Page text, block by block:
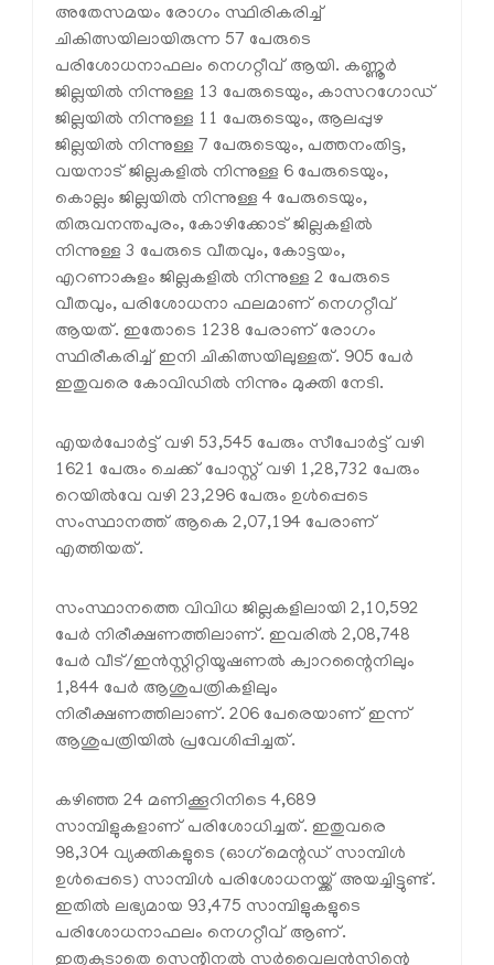
അതേസമയം രോഗം സ്ഥിരികരിച്ച്
ചികിത്സയിലായിരുന്ന 57 പേരുടെ
പരിശോധനാഫലം നെഗറ്റീവ് ആയി. കണ്ണൂര്‍
ജില്ലയില്‍ നിന്നുള്ള 13 പേരുടെയും, കാസറഗോഡ്
ജില്ലയില്‍ നിന്നുള്ള 11 പേരുടെയും, ആലപ്പുഴ
ജില്ലയില്‍ നിന്നുള്ള 7 പേരുടെയും, പത്തനംതിട്ട,
വയനാട് ജില്ലകളില്‍ നിന്നുള്ള 6 പേരുടെയും,
കൊല്ലം ജില്ലയില്‍ നിന്നുള്ള 4 പേരുടെയും,
തിരുവനന്തപുരം, കോഴിക്കോട് ജില്ലകളില്‍
നിന്നുള്ള 3 പേരുടെ വീതവും, കോട്ടയം,
എറണാകുളം ജില്ലകളില്‍ നിന്നുള്ള 2 പേരുടെ
വീതവും, പരിശോധനാ ഫലമാണ് നെഗറ്റീവ്
ആയത്. ഇതോടെ 1238 പേരാണ് രോഗം
സ്ഥിരീകരിച്ച് ഇനി ചികിത്സയിലുള്ളത്. 905 പേര്‍
ഇതുവരെ കോവിഡില്‍ നിന്നും മുക്തി നേടി.
എയര്‍പോര്‍ട്ട് വഴി 53,545 പേരും സീപോര്‍ട്ട് വഴി
1621 പേരും ചെക്ക് പോസ്റ്റ് വഴി 1,28,732 പേരും
റെയില്‍വേ വഴി 23,296 പേരും ഉള്‍പ്പെടെ
സംസ്ഥാനത്ത് ആകെ 2,07,194 പേരാണ്
എത്തിയത്.
സംസ്ഥാനത്തെ വിവിധ ജില്ലകളിലായി 2,10,592
പേര്‍ നിരീക്ഷണത്തിലാണ്. ഇവരില്‍ 2,08,748
പേര്‍ വീട്/ഇന്‍സ്റ്റിറ്റിയൂഷണല്‍ ക്വാറന്റൈനിലും
1,844 പേര്‍ ആശുപത്രികളിലും
നിരീക്ഷണത്തിലാണ്. 206 പേരെയാണ് ഇന്ന്
ആശുപത്രിയില്‍ പ്രവേശിപ്പിച്ചത്.
കഴിഞ്ഞ 24 മണിക്കൂറിനിടെ 4,689
സാമ്പിളുകളാണ് പരിശോധിച്ചത്. ഇതുവരെ
98,304 വ്യക്തികളുടെ (ഓഗ്‌മെന്റഡ് സാമ്പിള്‍
ഉള്‍പ്പെടെ) സാമ്പിള്‍ പരിശോധനയ്ക്ക് അയച്ചിട്ടുണ്ട്.
ഇതില്‍ ലഭ്യമായ 93,475 സാമ്പിളുകളുടെ
പരിശോധനാഫലം നെഗറ്റീവ് ആണ്.
ഇതുകൂടാതെ സെന്റിനല്‍ സര്‍വൈലന്‍സിന്റെ